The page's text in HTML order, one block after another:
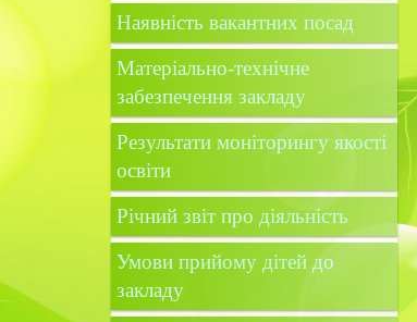
Наявність вакантних посад
Матеріально-технічне
забезпечення закладу
Результати моніторингу якості
освіти
Річний звіт про діяльність
Умови прийому дітей до
закладу